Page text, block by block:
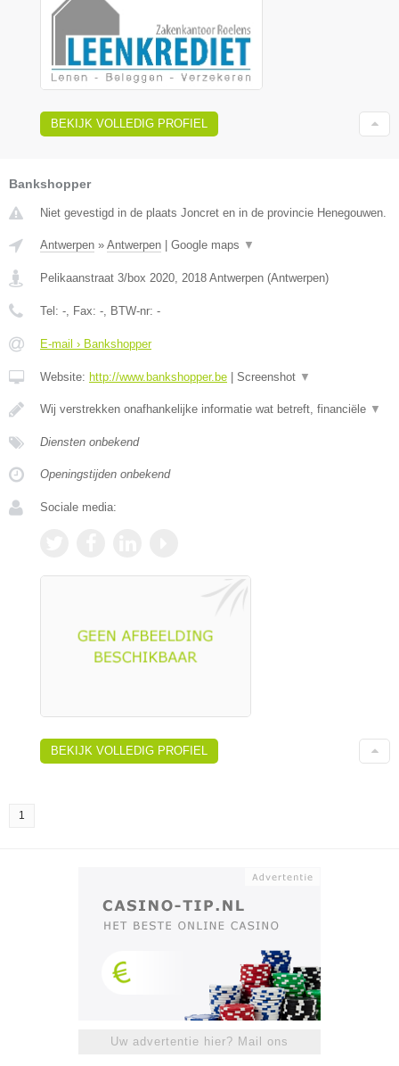
BEKIJK VOLLEDIG PROFIEL
Bankshopper
Niet gevestigd in de plaats Joncret en in de provincie Henegouwen.
Antwerpen » Antwerpen Google maps ▼
Pelikaanstraat 3/box 2020 2018 Antwerpen (Antwerpen)
Tel: - , Fax: - , BTW-nr: -
E-mail › Bankshopper
Website: http://www.bankshopper.be Screenshot ▼
Wij verstrekken onafhankelijke informatie wat betreft, financiële ▼
Diensten onbekend
Openingstijden onbekend
Sociale media:
BEKIJK VOLLEDIG PROFIEL
1
Uw advertentie hier? Mail ons